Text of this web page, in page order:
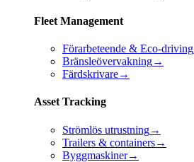
Fleet Management
Förarbeteende & Eco-driving
Bränsleövervakning→
Färdskrivare→
Asset Tracking
Strömlös utrustning→
Trailers & containers→
Byggmaskiner→